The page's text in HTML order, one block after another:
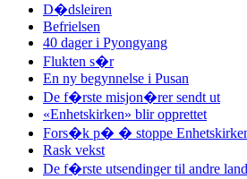
D�dsleiren
Befrielsen
40 dager i Pyongyang
Flukten s�r
En ny begynnelse i Pusan
De f�rste misjon�rer sendt ut
«Enhetskirken» blir opprettet
Fors�k p� � stoppe
Rask vekst
De f�rste utsendinger til andre land